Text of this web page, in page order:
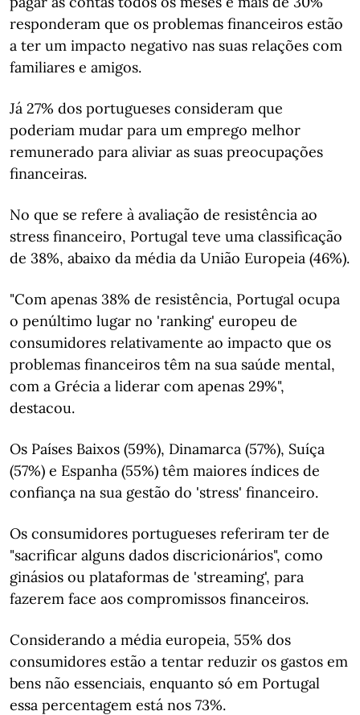
responderam que os problemas financeiros estão
a ter um impacto negativo nas suas relações com
familiares e amigos.
Já 27% dos portugueses consideram que
poderiam mudar para um emprego melhor
remunerado para aliviar as suas preocupações
financeiras.
No que se refere à avaliação de resistência ao
stress financeiro, Portugal teve uma classificação
de 38%, abaixo da média da União Europeia (46%).
"Com apenas 38% de resistência, Portugal ocupa
o penúltimo lugar no 'ranking' europeu de
consumidores relativamente ao impacto que os
problemas financeiros têm na sua saúde mental,
com a Grécia a liderar com apenas 29%",
destacou.
Os Países Baixos (59%), Dinamarca (57%), Suíça
(57%) e Espanha (55%) têm maiores índices de
confiança na sua gestão do 'stress' financeiro.
Os consumidores portugueses referiram ter de
"sacrificar alguns dados discricionários", como
ginásios ou plataformas de 'streaming', para
fazerem face aos compromissos financeiros.
Considerando a média europeia, 55% dos
consumidores estão a tentar reduzir os gastos em
bens não essenciais, enquanto só em Portugal
essa percentagem está nos 73%.